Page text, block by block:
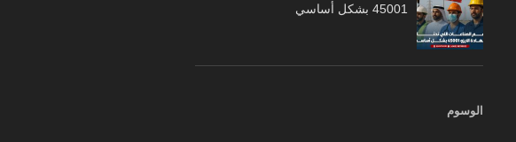
45001 بشكل أساسي
الوسوم